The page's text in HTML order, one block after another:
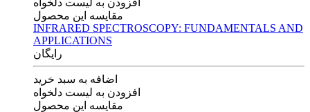
مقایسه این محصول
INFRARED SPECTROSCOPY: FUNDAMENTALS AND
APPLICATIONS
رایگان
اضافه به سبد خرید
افزودن به لیست دلخواه
مقایسه این محصول